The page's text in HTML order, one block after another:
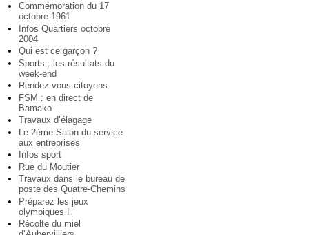
Commémoration du 17
octobre 1961
Infos Quartiers octobre
2004
Qui est ce garçon ?
Sports : les résultats du
week-end
Rendez-vous citoyens
FSM : en direct de
Bamako
Travaux d’élagage
Le 2ème Salon du service
aux entreprises
Infos sport
Rue du Moutier
Travaux dans le bureau de
poste des Quatre-Chemins
Préparez les jeux
olympiques !
Récolte du miel